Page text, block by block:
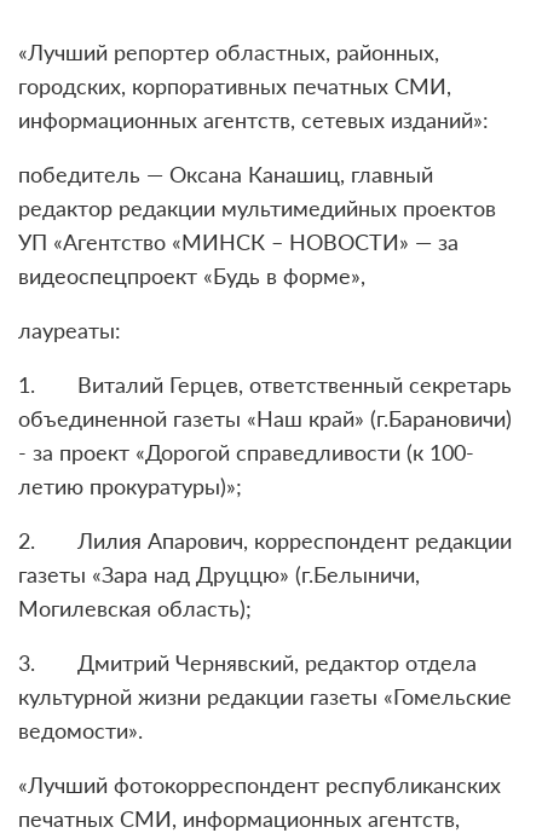
«Лучший репортер областных, районных,
городских, корпоративных печатных СМИ,
информационных агентств, сетевых изданий»:
победитель — Оксана Канашиц, главный
редактор редакции мультимедийных проектов
УП «Агентство «МИНСК – НОВОСТИ» — за
видеоспецпроект «Будь в форме»,
лауреаты:
1. Виталий Герцев, ответственный секретарь
объединенной газеты «Наш край» (г.Барановичи)
- за проект «Дорогой справедливости (к 100-
летию прокуратуры)»;
2. Лилия Апарович, корреспондент редакции
газеты «Зара над Друццю» (г.Белыничи,
Могилевская область);
3. Дмитрий Чернявский, редактор отдела
культурной жизни редакции газеты «Гомельские
ведомости».
«Лучший фотокорреспондент республиканских
печатных СМИ, информационных агентств,